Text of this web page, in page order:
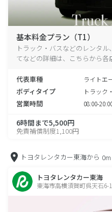
基本料金プラン（T1）
トラック・バスなどのレンタ
てなどの詳細は、こちらから各
代表車種 ライトエ
ボディタイプ トラック
営業時間 08:00-
6時間まで5,500円
免責補償制度1,100円
トヨタレンタカー東海から 0m
トヨタレンタカー東海
東海市高横須賀町呉天石6-1